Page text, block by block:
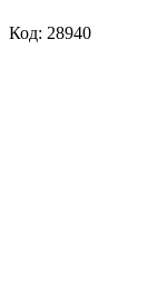
Код: 28940